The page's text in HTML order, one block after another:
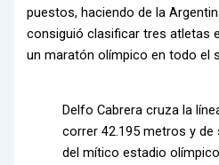
puestos, haciendo de la
consiguió clasificar tres atletas
un maratón olímpico en todo el
Delfo Cabrera cruza la
correr 42.195 metros y de
del mítico estadio